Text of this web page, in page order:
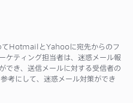
HotmailとYahooに宛先からのフ
ケティング担当者は、迷惑メール報
でき、送信メールに対する受信者の
考にして、迷惑メール対策ができ